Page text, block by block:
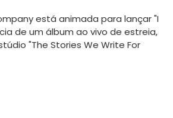
está animada para lançar "I
de um álbum ao vivo de estreia,
"The Stories We Write For